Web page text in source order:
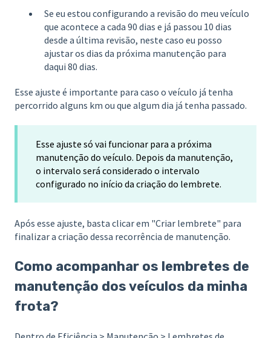
Se eu estou configurando a revisão do meu veículo
que acontece a cada 90 dias e já passou 10 dias
desde a última revisão, neste caso eu posso
ajustar os dias da próxima manutenção para
daqui 80 dias.
Esse ajuste é importante para caso o veículo já tenha
percorrido alguns km ou que algum dia já tenha passado.
Esse ajuste só vai funcionar para a próxima
manutenção do veículo. Depois da manutenção,
o intervalo será considerado o intervalo
configurado no início da criação do lembrete.
Após esse ajuste, basta clicar em "Criar lembrete" para
finalizar a criação dessa recorrência de manutenção.
Como acompanhar os lembretes de
manutenção dos veículos da minha
frota?